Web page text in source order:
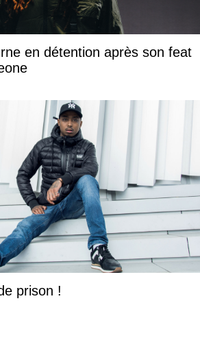
en détention après son feat
prison !